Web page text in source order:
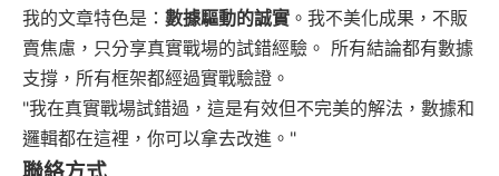
我的文章特色是： 數據驅動的誠實 。我不美化成果，不販
賣焦慮，只分享真實戰場的試錯經驗。 所有結論都有數據
支撐，所有框架都經過實戰驗證。
"我在真實戰場試錯過，這是有效但不完美的解法，數據和
邏輯都在這裡，你可以拿去改進。"